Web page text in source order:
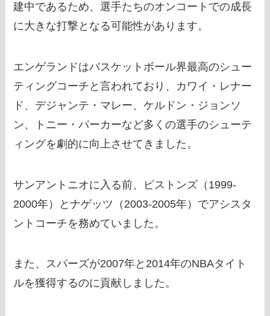
建中であるため、選手たちのオンコートでの成長
に大きな打撃となる可能性があります。
エンゲランドはバスケットボール界最高のシュー
ティングコーチと言われており、カワイ・レナー
ド、デジャンテ・マレー、ケルドン・ジョンソ
ン、トニー・パーカーなど多くの選手のシューテ
ィングを劇的に向上させてきました。
サンアントニオに入る前、ピストンズ（1999-
2000年）とナゲッツ（2003-2005年）でアシスタ
ントコーチを務めていました。
また、スパーズが2007年と2014年のNBAタイト
ルを獲得するのに貢献しました。